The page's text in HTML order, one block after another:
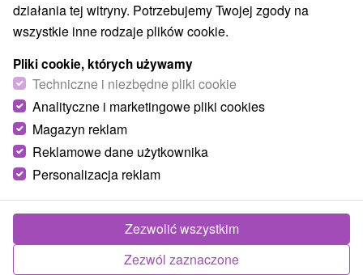
Fibo karting Nové Zámky
Nitriansky kraj -Nové Zámky
działania tej witryny. Potrzebujemy Twojej zgody na
wszystkie inne rodzaje plików cookie.
Pliki cookie, których używamy
Techniczne i niezbędne pliki cookie
Analityczne i marketingowe pliki cookies
Magazyn reklam
Reklamowe dane użytkownika
Personalizacja reklam
Zezwól zaznaczone
Zezwolić wszystkim